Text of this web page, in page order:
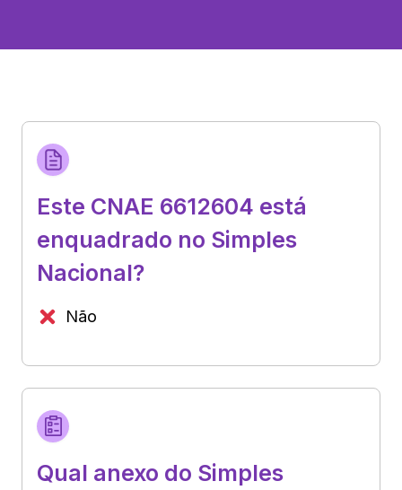
Este CNAE 6612604 está
enquadrado no Simples
Nacional?
Não
Qual anexo do Simples